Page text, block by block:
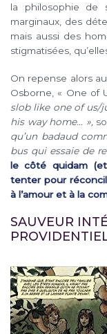
la philosophie de
marginaux, des
mais aussi des
stigmatisées,
On repense alors
Osborne, « One of
slob like one of us/
his way home… »,
qu’un badaud
bus qui essaie de
le côté quidam
tenter pour
à l’amour et à la
SAUVEUR